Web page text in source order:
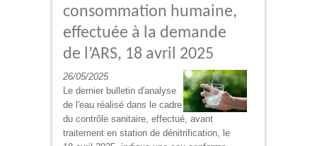
consommation humaine,
effectuée à la demande
de l’ARS, 18 avril 2025
26/05/2025
Le dernier bulletin d'analyse
de l'eau réalisé dans le cadre
du contrôle sanitaire, effectué, avant
traitement en station de dénitrification, le